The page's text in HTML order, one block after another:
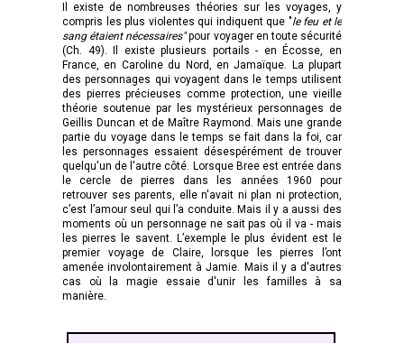
Il existe de nombreuses théories sur les voyages, y
compris les plus violentes qui indiquent que "le feu et le
sang étaient nécessaires"pour voyager en toute sécurité
(Ch. 49). Il existe plusieurs portails - en Écosse, en
France, en Caroline du Nord, en Jamaïque. La plupart
des personnages qui voyagent dans le temps utilisent
des pierres précieuses comme protection, une vieille
théorie soutenue par les mystérieux personnages de
Geillis Duncan et de Maître Raymond. Mais une grande
partie du voyage dans le temps se fait dans la foi, car
les personnages essaient désespérément de trouver
quelqu'un de l'autre côté. Lorsque Bree est entrée dans
le cercle de pierres dans les années 1960 pour
retrouver ses parents, elle n'avait ni plan ni protection,
c’est l’amour seul qui l’a conduite. Mais il y a aussi des
moments où un personnage ne sait pas où il va - mais
les pierres le savent. L’exemple le plus évident est le
premier voyage de Claire, lorsque les pierres l’ont
amenée involontairement à Jamie. Mais il y a d'autres
cas où la magie essaie d'unir les familles à sa
manière.